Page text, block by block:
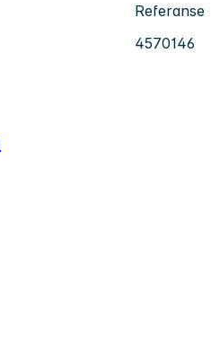
Referanse
4570146